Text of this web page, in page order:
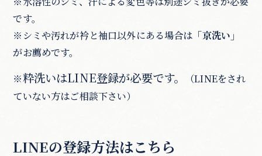
です。
※シミや汚れが衿と袖口以外にある場合は 「京洗い」
がお薦めです。
※粋洗いはLINE登録が必要です。
（LINEをされ
ていない方はご相談下さい）
LINEの登録方法はこちら